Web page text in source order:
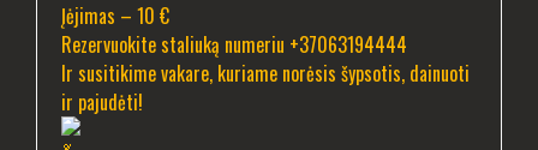
Įėjimas – 10 €
Rezervuokite staliuką numeriu +37063194444
Ir susitikime vakare, kuriame norėsis šypsotis, dainuoti
ir pajudėti!